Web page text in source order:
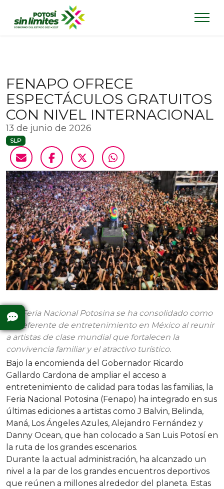
FENAPO OFRECE
ESPECTÁCULOS GRATUITOS
CON NIVEL INTERNACIONAL
13 de junio de 2026
SLP
• La Feria Nacional Potosina se ha consolidado como
un referente de entretenimiento en México al reunir
a artistas de clase mundial que fortalecen la
convivencia familiar y el atractivo turístico.
Bajo la encomienda del Gobernador Ricardo
Gallardo Cardona de ampliar el acceso a
entretenimiento de calidad para todas las familias, la
Feria Nacional Potosina (Fenapo) ha integrado en sus
últimas ediciones a artistas como J Balvin, Belinda,
Maná, Los Ángeles Azules, Alejandro Fernández y
Danny Ocean, que han colocado a San Luis Potosí en
la ruta de los grandes escenarios.
Durante la actual administración, ha alcanzado un
nivel a la par de los grandes encuentros deportivos
que reúnen a millones alrededor del planeta. Estas